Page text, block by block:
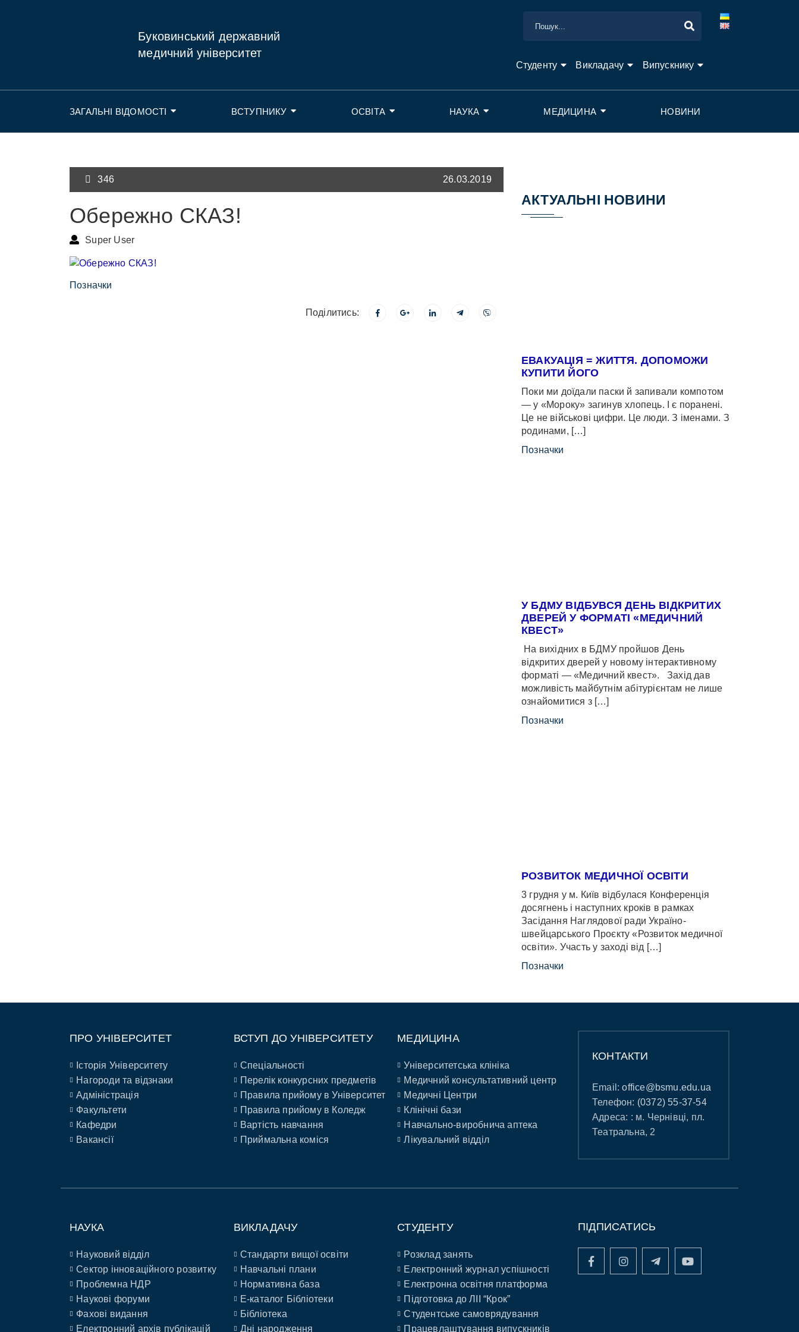
Буковинський державний
медичний університет
Студенту Викладачу Випускнику
ЗАГАЛЬНІ ВІДОМОСТІ ВСТУПНИКУ ОСВІТА НАУКА МЕДИЦИНА НОВИНИ
346 26.03.2019
Обережно СКАЗ!
Super User
Позначки
Поділитись:
АКТУАЛЬНІ НОВИНИ
ЕВАКУАЦІЯ = ЖИТТЯ. ДОПОМОЖИ
КУПИТИ ЙОГО
Поки ми доїдали паски й запивали компотом
— у «Мороку» загинув хлопець. І є поранені.
Це не військові цифри. Це люди. З іменами. З
родинами, […]
Позначки
У БДМУ ВІДБУВСЯ ДЕНЬ ВІДКРИТИХ
ДВЕРЕЙ У ФОРМАТІ «МЕДИЧНИЙ
КВЕСТ»
На вихідних в БДМУ пройшов День
відкритих дверей у новому інтерактивному
форматі — «Медичний квест». Захід дав
можливість майбутнім абітурієнтам не лише
ознайомитися з […]
Позначки
РОЗВИТОК МЕДИЧНОЇ ОСВІТИ
3 грудня у м. Київ відбулася Конференція
досягнень і наступних кроків в рамках
Засідання Наглядової ради Україно-
швейцарського Проєкту «Розвиток медичної
освіти». Участь у заході від […]
Позначки
ПРО УНІВЕРСИТЕТ
Історія Університету
Нагороди та відзнаки
Адміністрація
Факультети
Кафедри
Вакансії
ВСТУП ДО УНІВЕРСИТЕТУ
Спеціальності
Перелік конкурсних предметів
Правила прийому в Університет
Правила прийому в Коледж
Вартість навчання
Приймальна коміся
МЕДИЦИНА
Університетська клініка
Медичний консультативний центр
Медичні Центри
Клінічні бази
Навчально-виробнича аптека
Лікувальний відділ
КОНТАКТИ
Email:office@bsmu.edu.ua
Телефон: (0372) 55-37-54
Адреса: : м. Чернівці, пл.
Театральна, 2
НАУКА
Науковий відділ
Сектор інноваційного розвитку
Проблемна НДР
Наукові форуми
Фахові видання
Електронний архів публікацій
ВИКЛАДАЧУ
Стандарти вищої освіти
Навчальні плани
Нормативна база
E-каталог Бібліотеки
Бібліотека
Дні народження
СТУДЕНТУ
Розклад занять
Електронний журнал успішності
Електронна освітня платформа
Підготовка до ЛІІ “Крок”
Студентське самоврядування
Працевлаштування випускників
ПІДПИСАТИСЬ